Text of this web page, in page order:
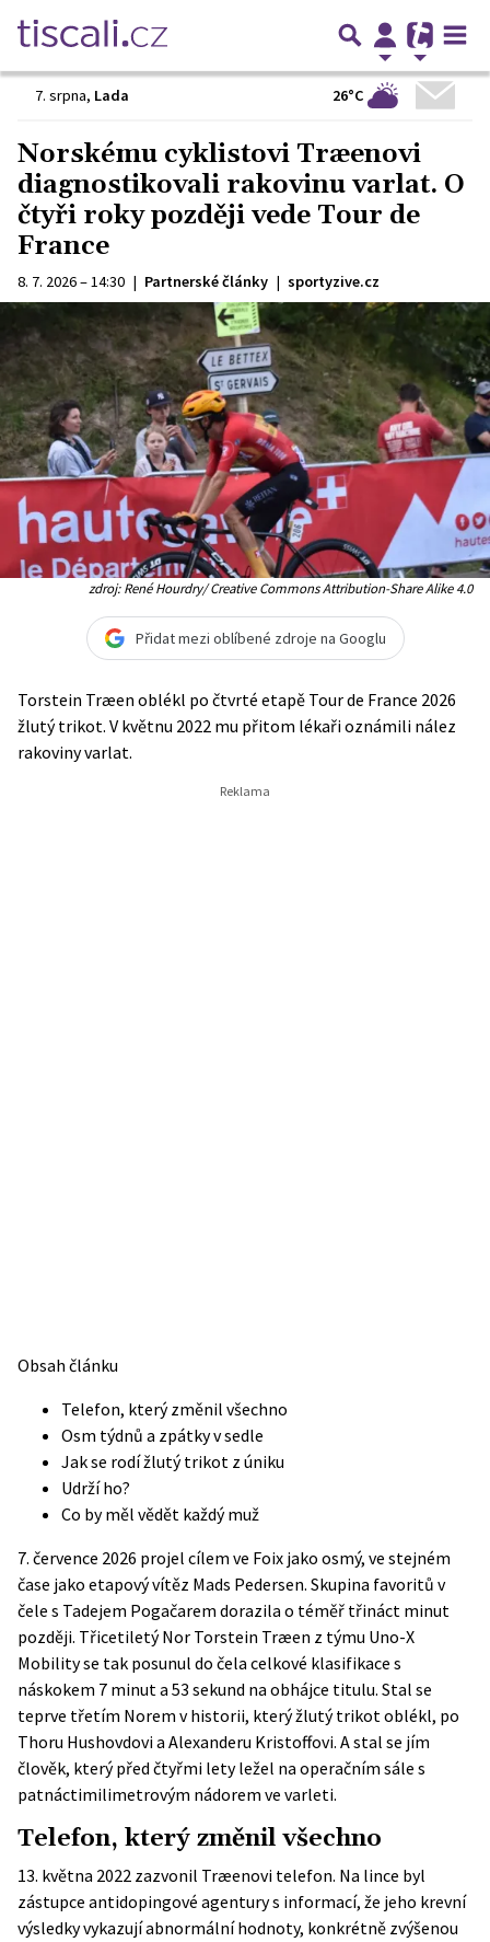
7. srpna, Lada 26°C
Norskému cyklistovi Træenovi
diagnostikovali rakovinu varlat. O
čtyři roky později vede Tour de
France
8. 7. 2026 – 14:30 | Partnerské články | sportyzive.cz
zdroj: René Hourdry/ Creative Commons Attribution-Share Alike 4.0
Přidat mezi oblíbené zdroje na Googlu
Torstein Træen oblékl po čtvrté etapě Tour de France 2026
žlutý trikot. V květnu 2022 mu přitom lékaři oznámili nález
rakoviny varlat.
Obsah článku
Telefon, který změnil všechno
Osm týdnů a zpátky v sedle
Jak se rodí žlutý trikot z úniku
Udrží ho?
Co by měl vědět každý muž
7. července 2026 projel cílem ve Foix jako osmý, ve stejném
čase jako etapový vítěz Mads Pedersen. Skupina favoritů v
čele s Tadejem Pogačarem dorazila o téměř třináct minut
později. Třicetiletý Nor Torstein Træen z týmu Uno-X
Mobility se tak posunul do čela celkové klasifikace s
náskokem 7 minut a 53 sekund na obhájce titulu. Stal se
teprve třetím Norem v historii, který žlutý trikot oblékl, po
Thoru Hushovdovi a Alexanderu Kristoffovi. A stal se jím
člověk, který před čtyřmi lety ležel na operačním sále s
patnáctimilimetrovým nádorem ve varleti.
Telefon, který změnil všechno
13. května 2022 zazvonil Træenovi telefon. Na lince byl
zástupce antidopingové agentury s informací, že jeho krevní
výsledky vykazují abnormální hodnoty, konkrétně zvýšenou